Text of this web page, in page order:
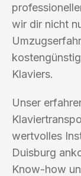
wir dir nicht
Klaviers.
Unser
wertvolles
Duisburg
Know-how